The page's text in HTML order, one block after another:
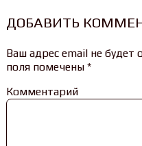
ДОБАВИТЬ
Ваш адрес email не будет
поля помечены *
Комментарий